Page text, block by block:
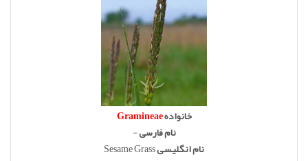
خانوادهGramineae
نام فارسی-
نام انگلیسیSesame Grass